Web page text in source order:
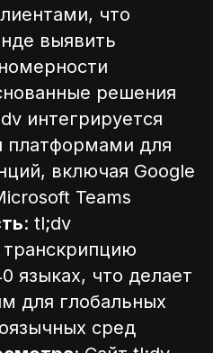
что
выявить
решения
интегрируется
платформами для
включая Google
Teams
: tl;dv
языках, что делает
для глобальных
сред